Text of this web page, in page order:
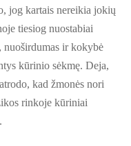
jog kartais nereikia jokių
tiesiog nuostabiai
nuoširdumas ir kokybė
kūrinio sėkmę. Deja,
kad žmonės nori
rinkoje kūriniai